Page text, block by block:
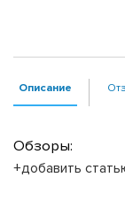
Описание
Обзоры:
+добавить